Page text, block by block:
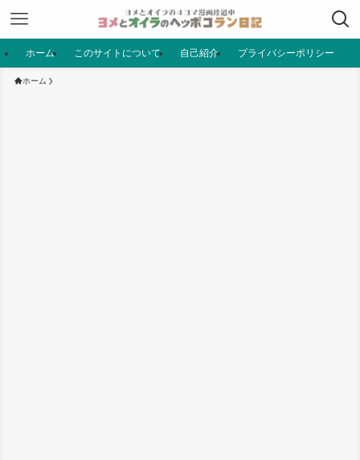
ホーム このサイトについて 自己紹介 プライバシーポリシー
ホーム